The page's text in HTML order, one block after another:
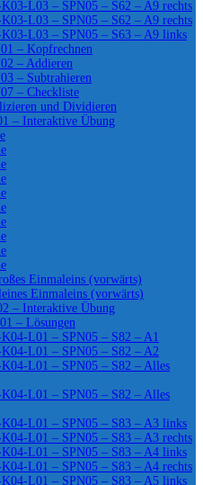
L03 – SPN05 – S62 – A9 rechts
L03 – SPN05 – S62 – A9 rechts
L03 – SPN05 – S63 – A9 links
– Kopfrechnen
– Addieren
– Subtrahieren
– Checkliste
und Dividieren
– Interaktive Übung
Einmaleins (vorwärts)
Einmaleins (vorwärts)
– Interaktive Übung
– Lösungen
L01 – SPN05 – S82 – A1
L01 – SPN05 – S82 – A2
L01 – SPN05 – S82 – Alles
L01 – SPN05 – S82 – Alles
L01 – SPN05 – S83 – A3 links
L01 – SPN05 – S83 – A3 rechts
L01 – SPN05 – S83 – A4 links
L01 – SPN05 – S83 – A4 rechts
L01 – SPN05 – S83 – A5 links